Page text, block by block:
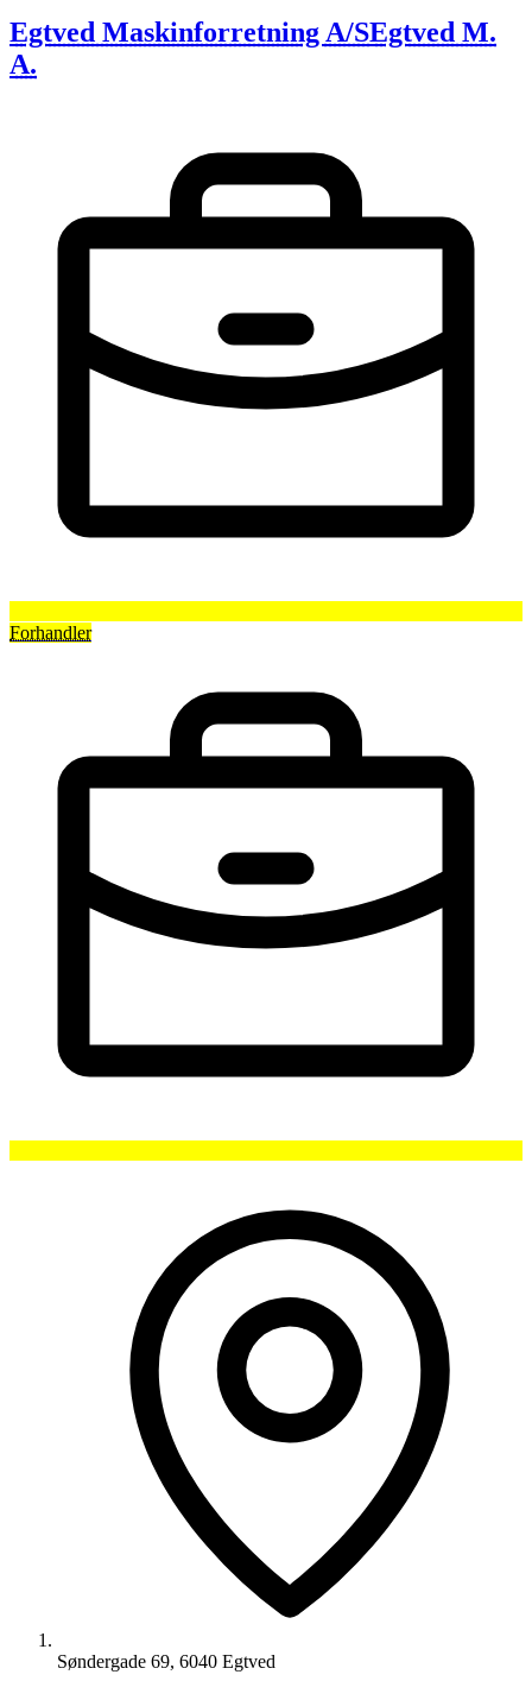
Egtved Maskinforretning A/SEgtved M.
A.
Forhandler
Søndergade 69, 6040 Egtved